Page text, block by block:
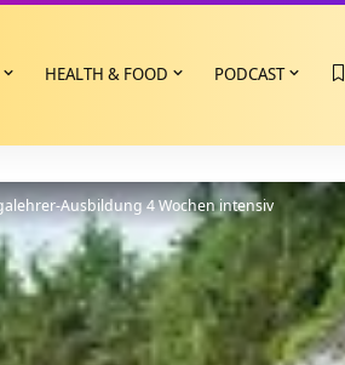
HEALTH & FOOD PODCAST
Ausbildung 4 Wochen intensiv